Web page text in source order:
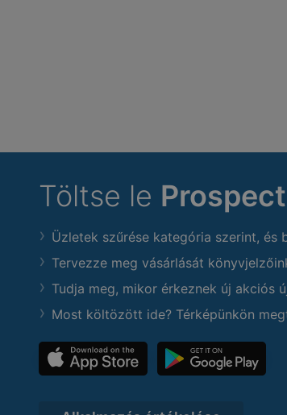
Töltse le
Üzletek szűrése kategória szerint, és
Tervezze meg vásárlását
Tudja meg, mikor érkeznek új akciós
Most költözött ide? Térképünkön